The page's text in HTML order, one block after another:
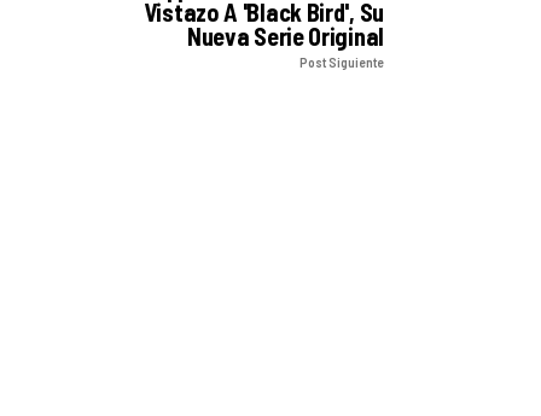
Vistazo A 'Black Bird', Su
Nueva Serie Original
Post Siguiente